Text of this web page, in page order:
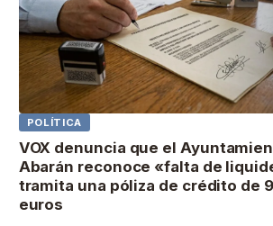
POLÍTICA
VOX denuncia que el
Abarán reconoce «falta de
tramita una póliza de crédito de
euros